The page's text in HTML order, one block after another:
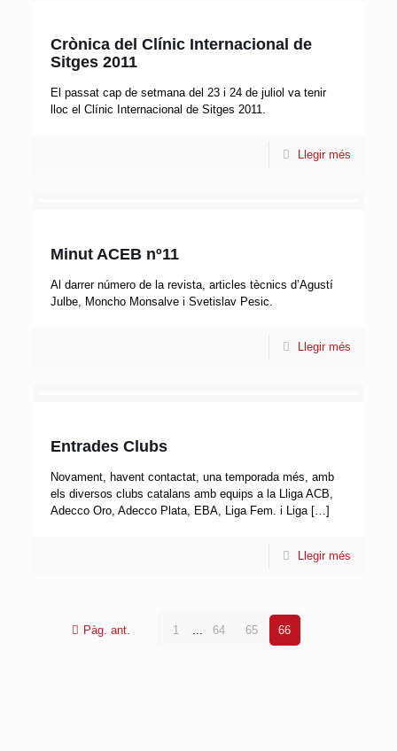
Crònica del Clínic Internacional de
Sitges 2011
El passat cap de setmana del 23 i 24 de juliol va tenir
lloc el Clínic Internacional de Sitges 2011.
Llegir més
Minut ACEB nº11
Al darrer número de la revista, articles tècnics d’Agustí
Julbe, Moncho Monsalve i Svetislav Pesic.
Llegir més
Entrades Clubs
Novament, havent contactat, una temporada més, amb
els diversos clubs catalans amb equips a la Lliga ACB,
Adecco Oro, Adecco Plata, EBA, Liga Fem. i Liga[…]
Llegir més
Pàg. ant. 1 64 65 66